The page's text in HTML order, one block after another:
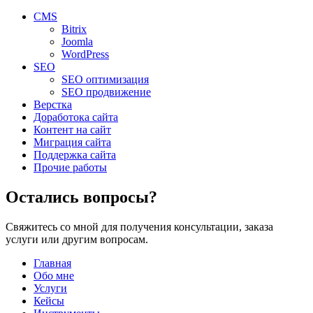
CMS
Bitrix
Joomla
WordPress
SEO
SEO оптимизация
SEO продвижение
Верстка
Доработока сайта
Контент на сайт
Миграция сайта
Поддержка сайта
Прочие работы
Остались вопросы?
Свяжитесь со мной для получения консультации, заказа
услуги или другим вопросам.
Главная
Обо мне
Услуги
Кейсы